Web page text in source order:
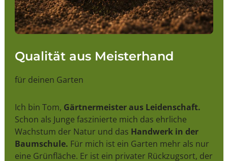
Qualität aus Meisterhand
für deinen Garten
Ich bin Tom, Gärtnermeister aus Leidenschaft.
Schon als Junge faszinierte mich das ehrliche
Wachstum der Natur und das Handwerk in der
Baumschule. Für mich ist ein Garten mehr als nur
eine Grünfläche. Er ist ein privater Rückzugsort, der